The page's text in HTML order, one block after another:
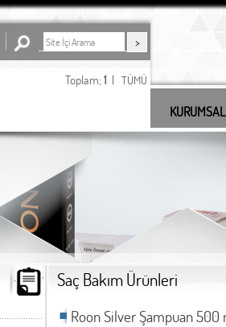
Toplam;1 | TÜMÜ
KURUMSAL
Saç Bakım Ürünleri
Roon Silver Şampuan 500